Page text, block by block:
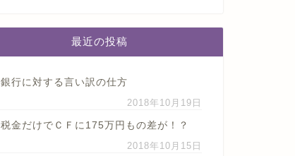
最近の投稿
銀行に対する言い訳の仕方
2018年10月19日
税金だけでＣＦに175万円もの差が！？
2018年10月15日